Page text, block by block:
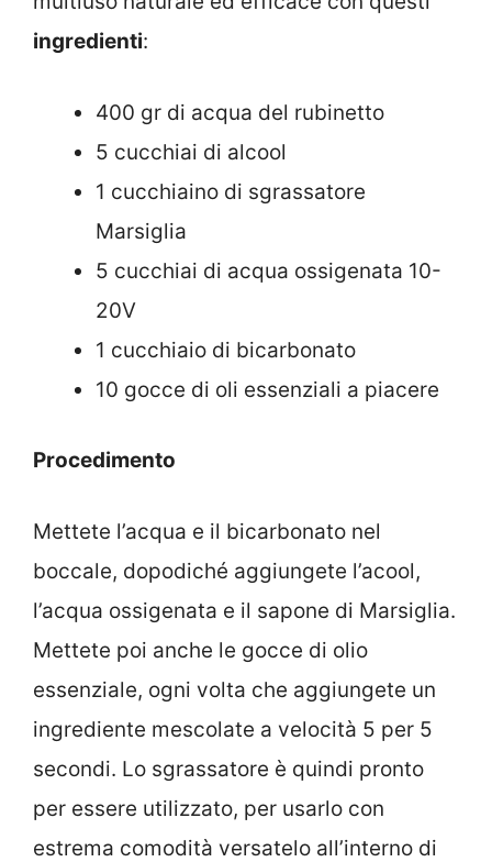
ingredienti:
400 gr di acqua del rubinetto
5 cucchiai di alcool
1 cucchiaino di sgrassatore
Marsiglia
5 cucchiai di acqua ossigenata 10-
20V
1 cucchiaio di bicarbonato
10 gocce di oli essenziali a piacere
Procedimento
Mettete l’acqua e il bicarbonato nel
boccale, dopodiché aggiungete l’acool,
l’acqua ossigenata e il sapone di Marsiglia.
Mettete poi anche le gocce di olio
essenziale, ogni volta che aggiungete un
ingrediente mescolate a velocità 5 per 5
secondi. Lo sgrassatore è quindi pronto
per essere utilizzato, per usarlo con
estrema comodità versatelo all’interno di